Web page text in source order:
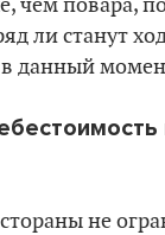
ли станут
данный
не